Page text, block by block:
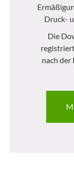
Druck-
Die
nach der